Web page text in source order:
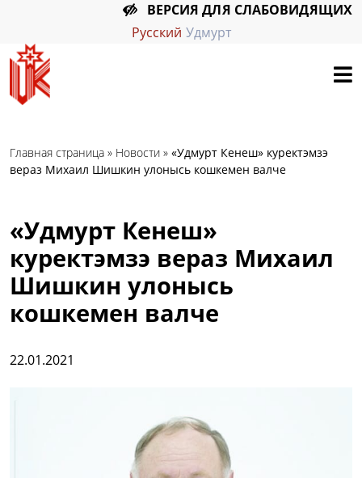
Русский Удмурт
ВЕРСИЯ ДЛЯ СЛАБОВИДЯЩИХ
Главная страница » Новости » «Удмурт Кенеш» куректэмзэ
вераз Михаил Шишкин улонысь кошкемен валче
«Удмурт Кенеш»
куректэмзэ вераз Михаил
Шишкин улонысь
кошкемен валче
22.01.2021